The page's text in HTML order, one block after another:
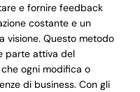
e fornire feedback
costante e un
visione. Questo metodo
parte attiva del
ogni modifica o
di business. Con gli